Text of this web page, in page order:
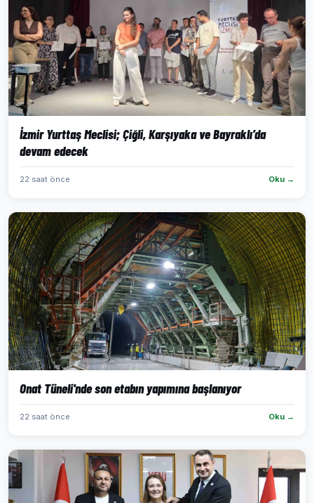
İzmir Yurttaş Meclisi; Çiğli, Karşıyaka ve Bayraklı’da
devam edecek
22 saat önce Oku →
Onat Tüneli'nde son etabın yapımına başlanıyor
22 saat önce Oku →